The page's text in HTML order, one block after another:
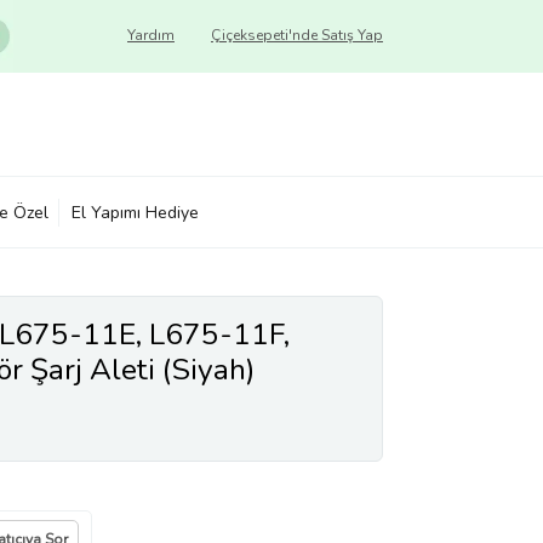
Çiçeksepeti'nde Satış Yap
Yardım
Özel El Yapımı Hediye
11E, L675-11F,
Şarj Aleti (Siyah)